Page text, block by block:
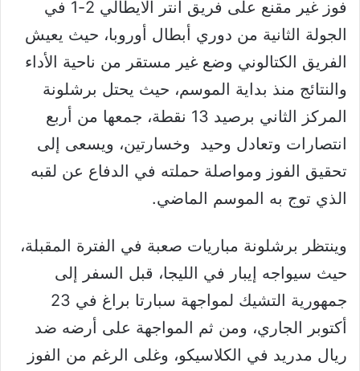
فوز غير مقنع على فريق انتر الايطالي 2-1 في
الجولة الثانية من دوري أبطال أوروبا، حيث يعيش
الفريق الكتالوني وضع غير مستقر من ناحية الأداء
والنتائج منذ بداية الموسم، حيث يحتل برشلونة
المركز الثاني برصيد 13 نقطة، جمعها من أربع
انتصارات وتعادل وحيد وخسارتين، ويسعى إلى
تحقيق الفوز ومواصلة حملته في الدفاع عن لقبه
الذي توج به الموسم الماضي.
وينتظر برشلونة مباريات صعبة في الفترة المقبلة،
حيث سيواجه إيبار في الليجا، قبل السفر إلى
جمهورية التشيك لمواجهة سبارتا براغ في 23
أكتوبر الجاري، ومن ثم المواجهة على أرضه ضد
ريال مدريد في الكلاسيكو، وغلى الرغم من الفوز